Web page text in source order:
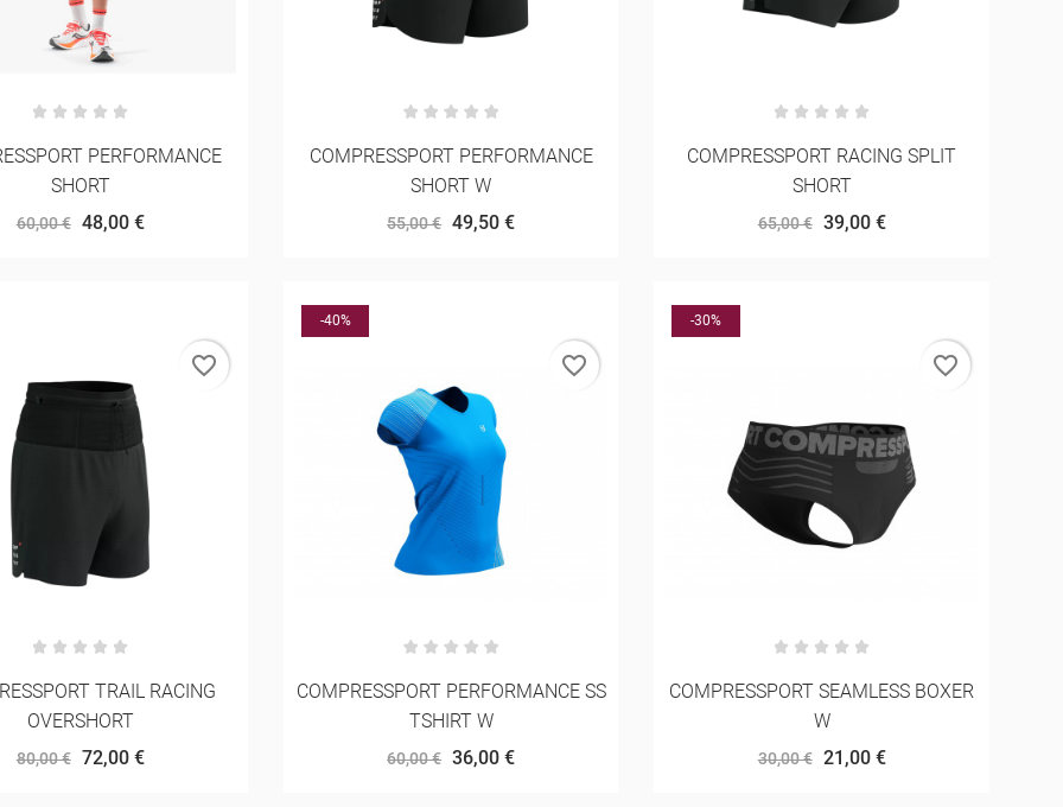
PERFORMANCE
SHORT
60,00 € 48,00 €
COMPRESSPORT PERFORMANCE
SHORT W
55,00 € 49,50 €
COMPRESSPORT RACING SPLIT
SHORT
65,00 € 39,00 €
TRAIL RACING
OVERSHORT
80,00 € 72,00 €
favorite_border
-40%
COMPRESSPORT PERFORMANCE SS
TSHIRT W
60,00 € 36,00 €
favorite_border
-30%
COMPRESSPORT SEAMLESS BOXER
W
30,00 € 21,00 €
favorite_border